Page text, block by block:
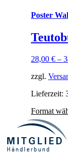
Poster
28,00 €–
zzgl.
Lieferzeit:
Format